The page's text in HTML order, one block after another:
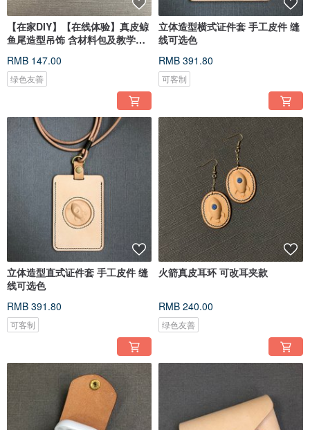
【在家DIY】【在线体验】真皮鲸
鱼尾造型吊饰 含材料包及教学影
RMB 147.00
绿色友善
立体造型横式证件套 手工皮件 缝
线可选色
RMB 391.80
可客制
立体造型直式证件套 手工皮件 缝
线可选色
RMB 391.80
可客制
火箭真皮耳环 可改耳夹款
RMB 240.00
绿色友善